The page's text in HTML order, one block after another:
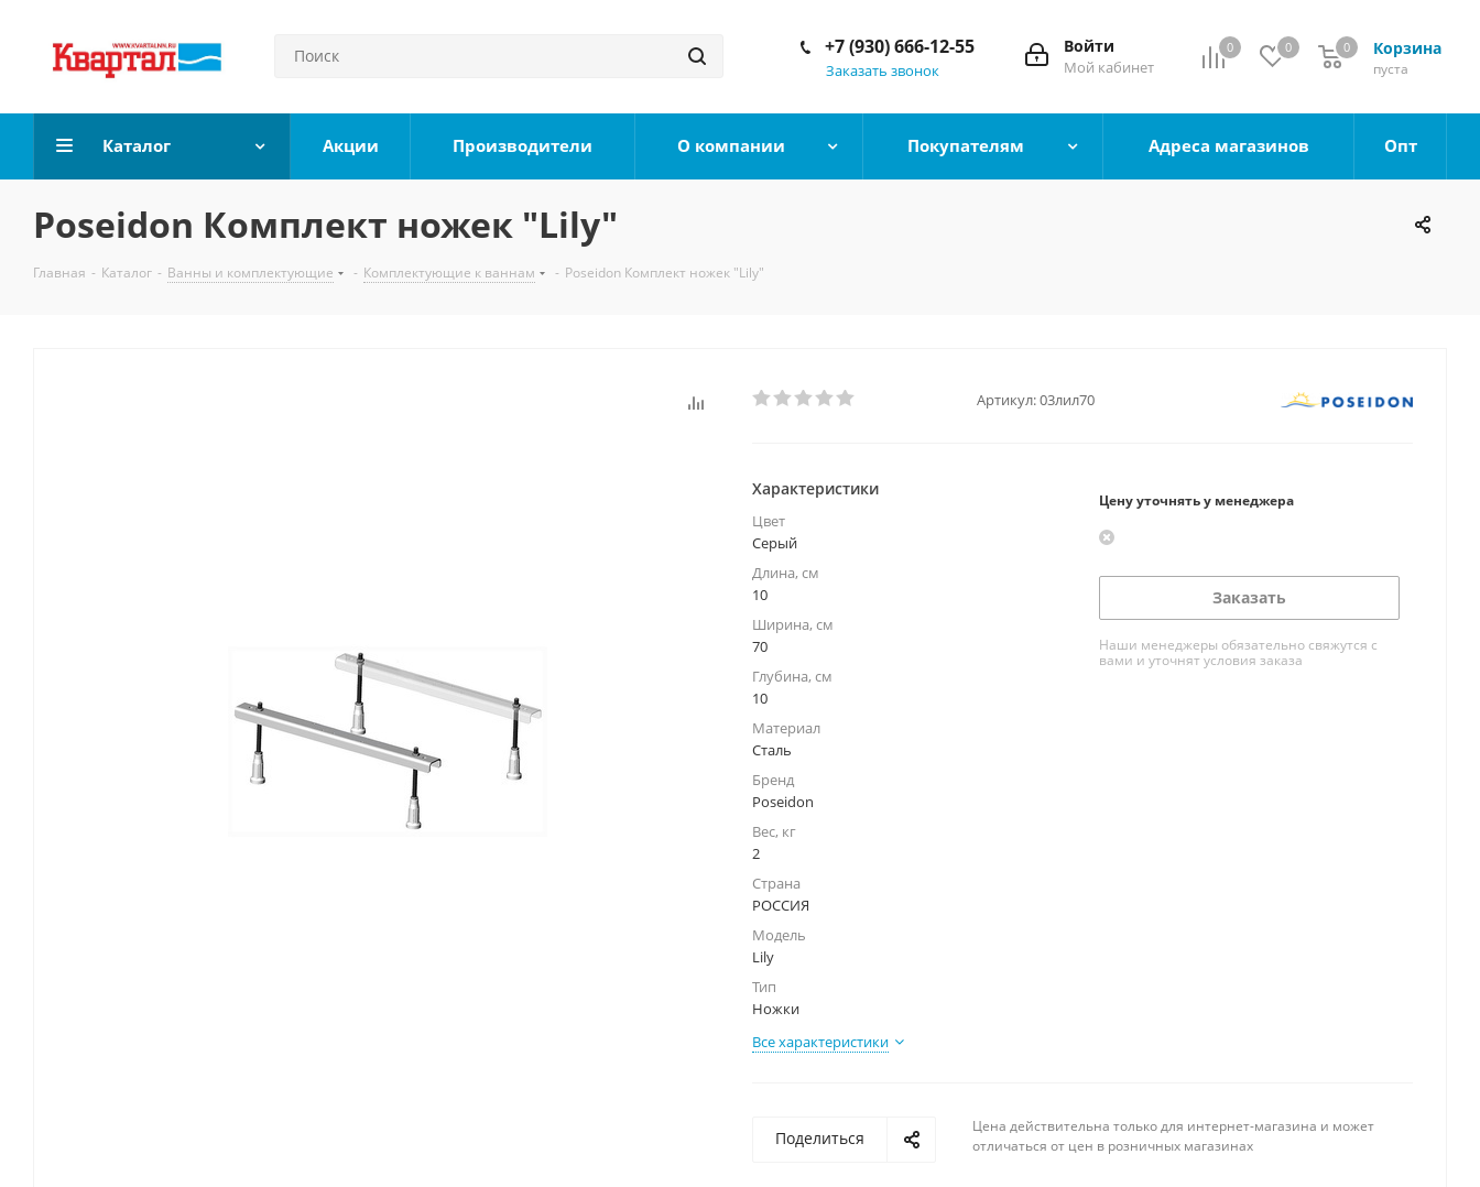
0 0 Корзина
0
пуста
0
Войти
Мой кабинет
+7 (930) 666-12-55
Заказать звонок
Каталог Акции Производители О компании Покупателям Адреса магазинов Опт
Poseidon Комплект ножек "Lily"
Главная - Каталог - Ванны и комплектующие - Комплектующие к ваннам - Poseidon Комплект ножек "Lily"
Артикул:03лил70
Характеристики
Цвет
Серый
Длина, см
10
Ширина, см
70
Глубина, см
10
Материал
Сталь
Бренд
Poseidon
Вес, кг
2
Страна
РОССИЯ
Модель
Lily
Тип
Ножки
Все характеристики
Цену уточнять у менеджера
Заказать
Наши менеджеры обязательно свяжутся с
вами и уточнят условия заказа
Поделиться
Цена действительна только для интернет-магазина и может
отличаться от цен в розничных магазинах